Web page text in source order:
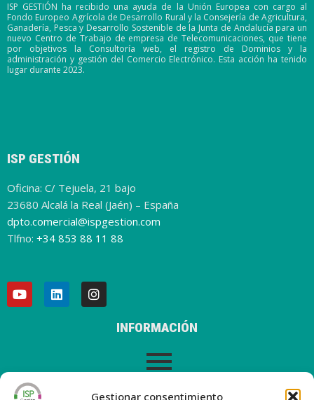
Gestionar consentimiento
ISP GESTIÓN ha recibido una ayuda de la Unión Europea con cargo al
Fondo Europeo Agrícola de Desarrollo Rural y la Consejería de Agricultura,
Ganadería, Pesca y Desarrollo Sostenible de la Junta de Andalucía para un
nuevo Centro de Trabajo de empresa de Telecomunicaciones, que tiene
por objetivos la Consultoría web, el registro de Dominios y la
administración y gestión del Comercio Electrónico. Esta acción ha tenido
lugar durante 2023.
ISP GESTIÓN
Oficina: C/ Tejuela, 21 bajo
23680 Alcalá la Real (Jaén) – España
dpto.comercial@ispgestion.com
Tlfno: +34 853 88 11 88
INFORMACIÓN
AVISO LEGAL